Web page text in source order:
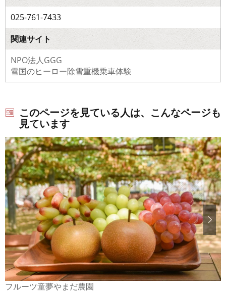
025-761-7433
関連サイト
NPO法人GGG
雪国のヒーロー除雪重機乗車体験
このページを見ている人は、こんなページも
見ています
フルーツ童夢やまだ農園